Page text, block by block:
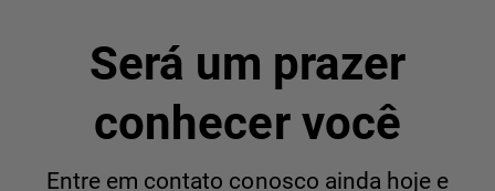
Será um prazer
conhecer você
Entre em contato conosco ainda hoje e